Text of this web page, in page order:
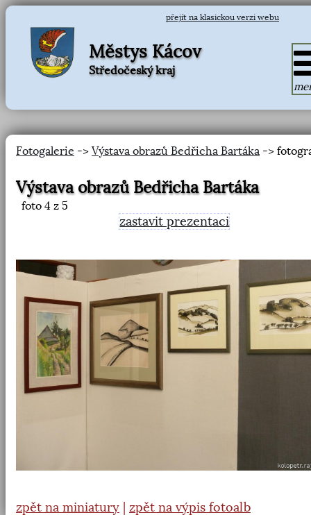
přejít na klasickou verzi webu
Městys Kácov
Středočeský kraj
Fotogalerie -> Výstava obrazů Bedřicha Bartáka ->
Výstava obrazů Bedřicha Bartáka
foto 4 z 5
zastavit prezentaci
zpět na miniatury zpět na výpis fotoalb